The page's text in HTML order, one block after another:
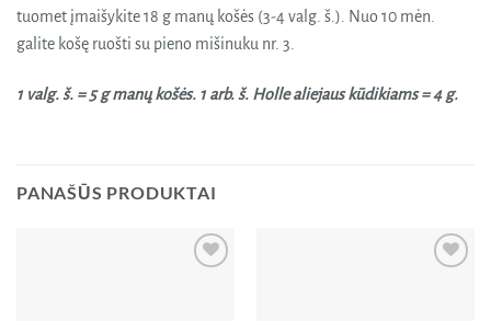
tuomet įmaišykite 18 g manų košės (3-4 valg. š.). Nuo 10 mėn.
galite košę ruošti su pieno mišinuku nr. 3.
1 valg. š. = 5 g manų košės. 1 arb. š. Holle aliejaus kūdikiams = 4 g.
PANAŠŪS PRODUKTAI